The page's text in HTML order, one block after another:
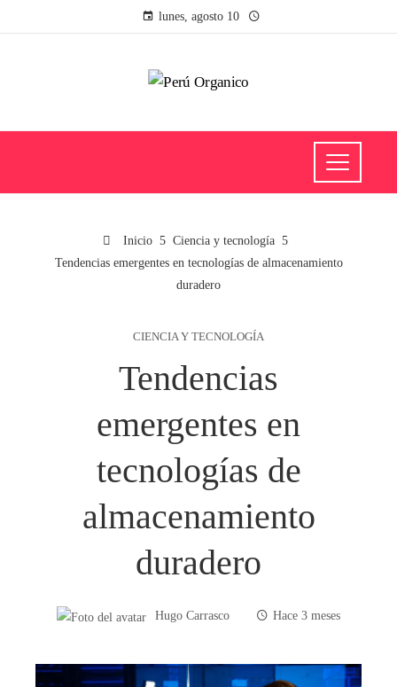
lunes, agosto 10
Inicio
Ciencia y tecnología
Tendencias emergentes en tecnologías de almacenamiento
duradero
CIENCIA Y TECNOLOGÍA
Tendencias
emergentes en
tecnologías de
almacenamiento
duradero
Hugo Carrasco Hace 3 meses